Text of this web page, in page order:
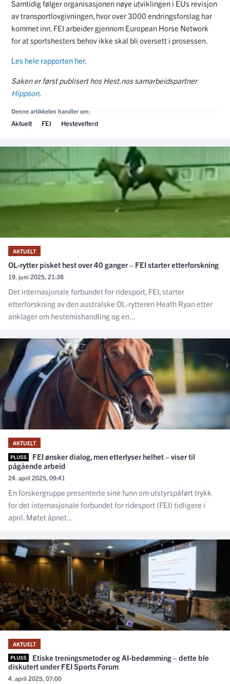
Samtidig følger organisasjonen nøye utviklingen i EUs revisjon
av transportlovgivningen, hvor over 3000 endringsforslag har
kommet inn. FEI arbeider gjennom European Horse Network
for at sportshesters behov ikke skal bli oversett i prosessen.
Les hele rapporten her.
Saken er først publisert hos Hest.nos samarbeidspartner
Hippson.
Denne artikkelen handler om:
Aktuelt FEI Hestevelferd
AKTUELT
OL-rytter pisket hest over 40 ganger – FEI starter etterforskning
19. juni 2025, 21:38
Det internasjonale forbundet for ridesport, FEI, starter
etterforskning av den australske OL-rytteren Heath Ryan etter
anklager om hestemishandling og en...
AKTUELT
FEI ønsker dialog, men etterlyser helhet – viser til
pågående arbeid
24. april 2025, 09:41
En forskergruppe presenterte sine funn om utstyrspåført trykk
for det internasjonale forbundet for ridesport (FEI) tidligere i
april. Møtet åpnet...
AKTUELT
Etiske treningsmetoder og AI-bedømming – dette ble
diskutert under FEI Sports Forum
4. april 2025, 07:00